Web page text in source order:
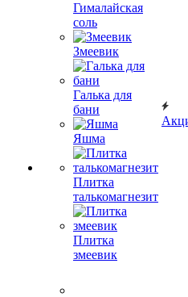
Гималайская
соль
Змеевик
Галька для
бани
Яшма
Плитка
талькомагнезит
Плитка
змеевик